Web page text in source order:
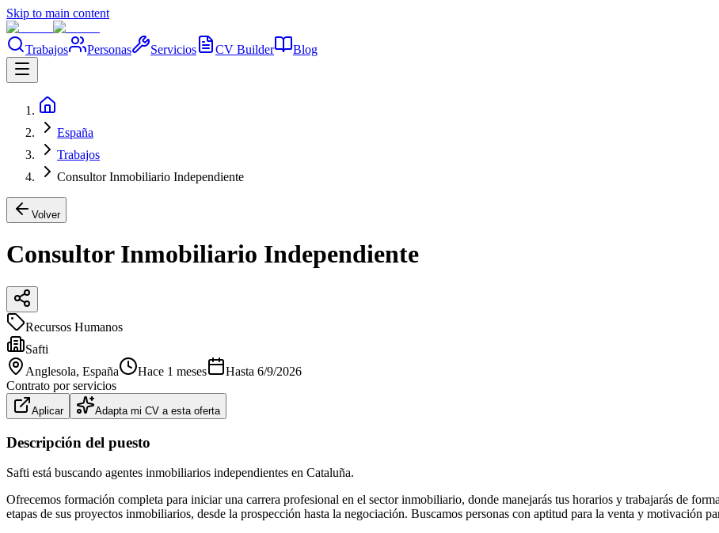
Skip to main content
Trabajos Personas Servicios CV Builder Blog
España
Trabajos
Consultor Inmobiliario Independiente
Volver
Consultor Inmobiliario Independiente
Recursos Humanos
Safti
Anglesola, España Hace 1 meses Hasta 6/9/2026
Contrato por servicios
Aplicar Adapta mi CV a esta oferta
Descripción del puesto
Safti está buscando agentes inmobiliarios independientes en Cataluña.
Ofrecemos formación completa para iniciar una carrera profesional en el sector inmobiliario, donde manejarás tus horarios y trabajarás de
etapas de sus proyectos inmobiliarios, desde la prospección hasta la negociación. Buscamos personas con aptitud para la venta y motivación